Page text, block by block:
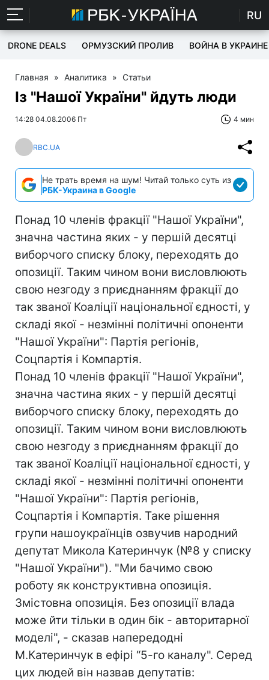
RU
DRONE DEALS ОРМУЗСКИЙ ПРОЛИВ ВОЙНА В УКРАИНЕ
Главная » Аналитика » Статьи
Із "Нашої України" йдуть люди
14:28 04.08.2006 Пт 4 мин
RBC.UA
Не трать время на шум! Читай только суть из
РБК-Украина в Google
Понад 10 членів фракції "Нашої України",
значна частина яких - у першій десятці
виборчого списку блоку, переходять до
опозиції. Таким чином вони висловлюють
свою незгоду з приєднанням фракції до
так званої Коаліції національної єдності, у
складі якої - незмінні політичні опоненти
"Нашої України": Партія регіонів,
Соцпартія і Компартія.
Понад 10 членів фракції "Нашої України",
значна частина яких - у першій десятці
виборчого списку блоку, переходять до
опозиції. Таким чином вони висловлюють
свою незгоду з приєднанням фракції до
так званої Коаліції національної єдності, у
складі якої - незмінні політичні опоненти
"Нашої України": Партія регіонів,
Соцпартія і Компартія. Таке рішення
групи нашоукраїнців озвучив народний
депутат Микола Катеринчук (№8 у списку
"Нашої України"). "Ми бачимо свою
роботу як конструктивна опозиція.
Змістовна опозиція. Без опозиції влада
може йти тільки в один бік - авторитарної
моделі", - сказав напередодні
М.Катеринчук в ефірі “5-го каналу". Серед
цих людей він назвав депутатів: